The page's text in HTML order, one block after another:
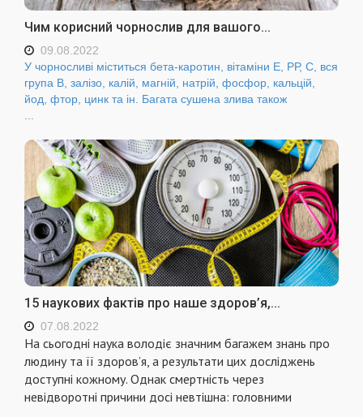
Чим корисний чорнослив для вашого...
09.08.2022
У чорносливі міститься бета-каротин, вітаміни Е, РР, С, вся
група В, залізо, калій, магній, натрій, фосфор, кальцій,
йод, фтор, цинк та ін. Багата сушена злива також
...
15 наукових фактів про наше здоров’я,...
07.08.2022
На сьогодні наука володіє значним багажем знань про
людину та її здоров’я, а результати цих досліджень
доступні кожному. Однак смертність через
невідворотні причини досі невтішна: головними